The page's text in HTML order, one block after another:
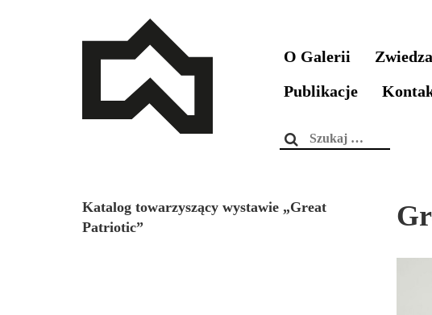
O Galerii
Publikacje
Szukaj:
Katalog towarzyszący wystawie „Great
Patriotic”